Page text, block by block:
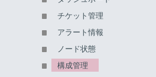
チケット管理
アラート情報
ノード状態
構成管理